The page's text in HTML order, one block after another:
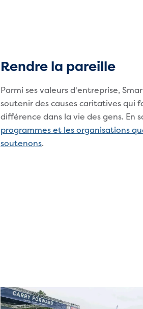
Rendre la pareille
Parmi ses valeurs d'entreprise,
soutenir des causes caritatives qui
différence dans la vie des gens. En
programmes et les organisations
soutenons.